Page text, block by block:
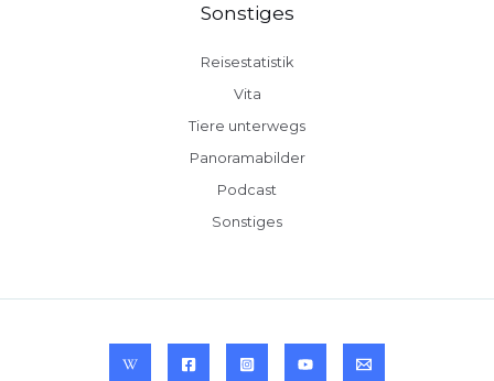
Sonstiges
Reisestatistik
Vita
Tiere unterwegs
Panoramabilder
Podcast
Sonstiges